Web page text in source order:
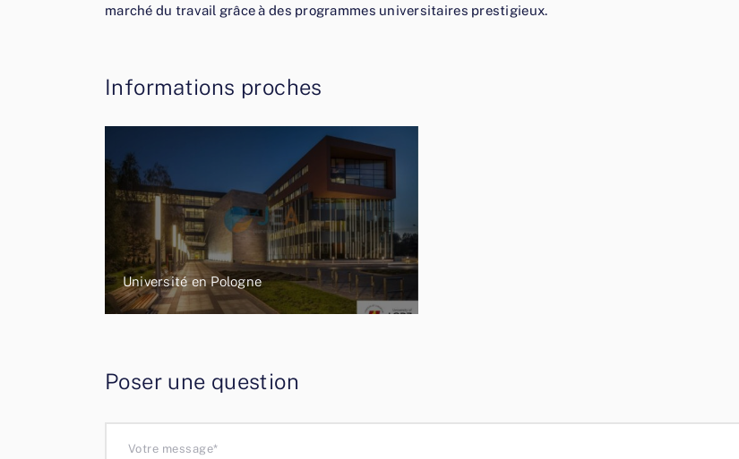
marché du travail grâce à des programmes universitaires prestigieux.
Informations proches
Université en Pologne
Poser une question